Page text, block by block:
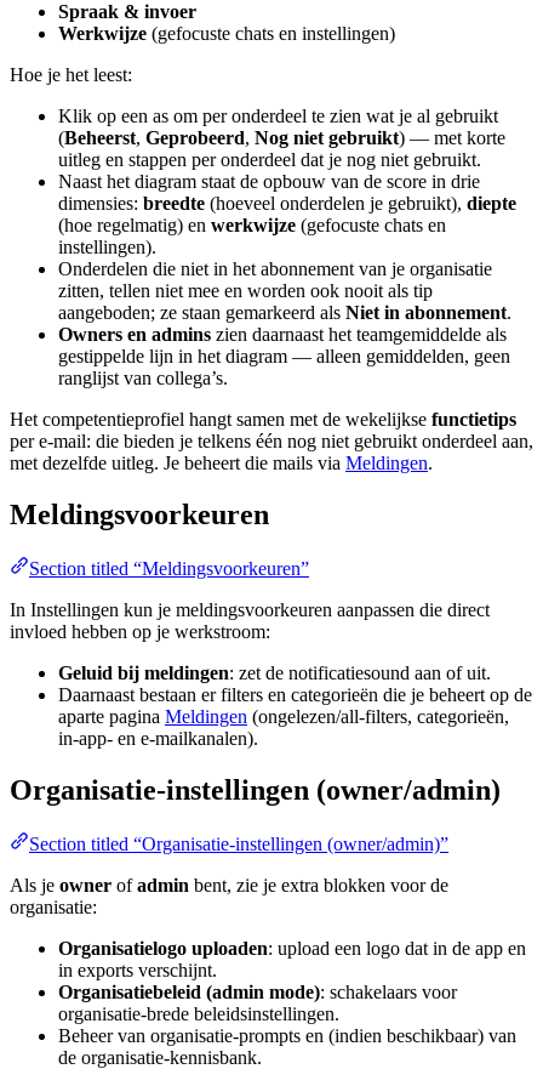
Spraak & invoer
Werkwijze (gefocuste chats en instellingen)
Hoe je het leest:
Klik op een as om per onderdeel te zien wat je al gebruikt
(Beheerst, Geprobeerd, Nog niet gebruikt) — met korte
uitleg en stappen per onderdeel dat je nog niet gebruikt.
Naast het diagram staat de opbouw van de score in drie
dimensies: breedte (hoeveel onderdelen je gebruikt), diepte
(hoe regelmatig) en werkwijze (gefocuste chats en
instellingen).
Onderdelen die niet in het abonnement van je organisatie
zitten, tellen niet mee en worden ook nooit als tip
aangeboden; ze staan gemarkeerd als Niet in abonnement.
Owners en admins zien daarnaast het teamgemiddelde als
gestippelde lijn in het diagram — alleen gemiddelden, geen
ranglijst van collega’s.
Het competentieprofiel hangt samen met de wekelijkse functietips
per e-mail: die bieden je telkens één nog niet gebruikt onderdeel aan,
met dezelfde uitleg. Je beheert die mails via Meldingen.
Meldingsvoorkeuren
Section titled “Meldingsvoorkeuren”
In Instellingen kun je meldingsvoorkeuren aanpassen die direct
invloed hebben op je werkstroom:
Geluid bij meldingen: zet de notificatiesound aan of uit.
Daarnaast bestaan er filters en categorieën die je beheert op de
aparte pagina Meldingen (ongelezen/all-filters, categorieën,
in-app- en e-mailkanalen).
Organisatie-instellingen (owner/admin)
Section titled “Organisatie-instellingen (owner/admin)”
Als je owner ofadmin bent, zie je extra blokken voor de
organisatie:
Organisatielogo uploaden: upload een logo dat in de app en
in exports verschijnt.
Organisatiebeleid (admin mode): schakelaars voor
organisatie-brede beleidsinstellingen.
Beheer van organisatie-prompts en (indien beschikbaar) van
de organisatie-kennisbank.